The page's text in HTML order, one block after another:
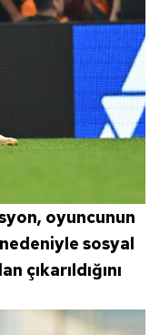
oyuncunun
sosyal
çıkarıldığını